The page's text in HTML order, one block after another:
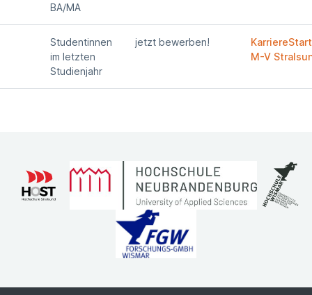
BA/MA
Studentinnen
im letzten
Studienjahr
jetzt bewerben!
M-V